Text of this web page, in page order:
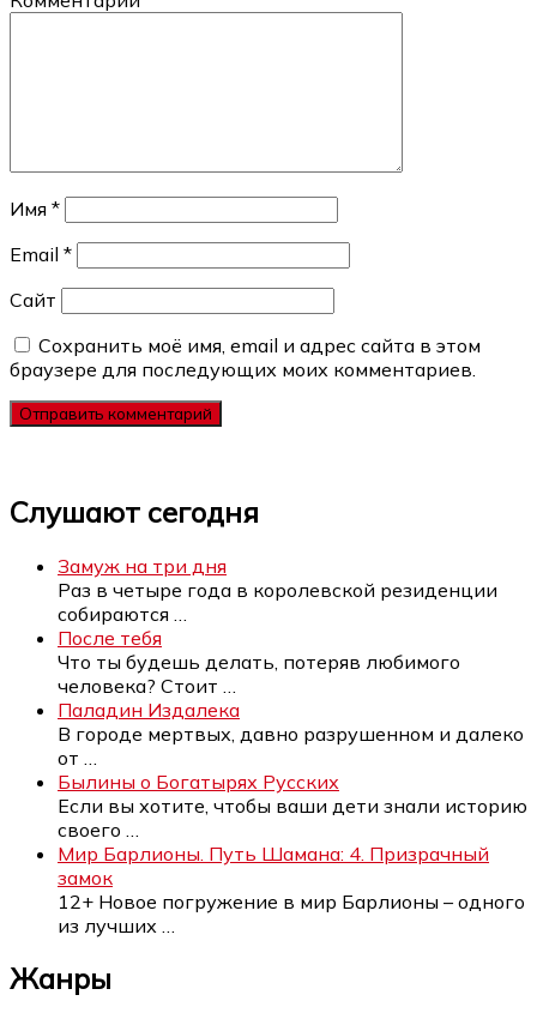
Имя *
Email *
Сайт
Сохранить моё имя, email и адрес сайта в этом
браузере для последующих моих комментариев.
Слушают сегодня
Замуж на три дня
Раз в четыре года в королевской резиденции
собираются
После тебя
Что ты будешь делать, потеряв любимого
человека? Стоит
Паладин Издалека
В городе мертвых, давно разрушенном и далеко
от
Былины о Богатырях Русских
Если вы хотите, чтобы ваши дети знали историю
своего
Мир Барлионы. Путь Шамана: 4. Призрачный
замок
12+ Новое погружение в мир Барлионы – одного
из лучших
Жанры